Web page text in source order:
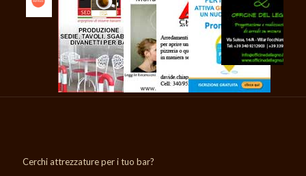
Cerchi attrezzature per i tuo bar?